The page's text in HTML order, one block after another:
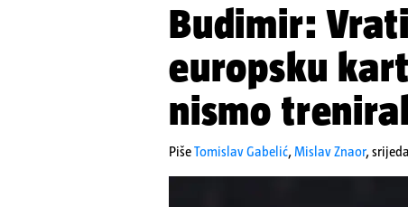
Budimir:
europsku
nismo
PišeTomislav Gabelić,Mislav Znaor,